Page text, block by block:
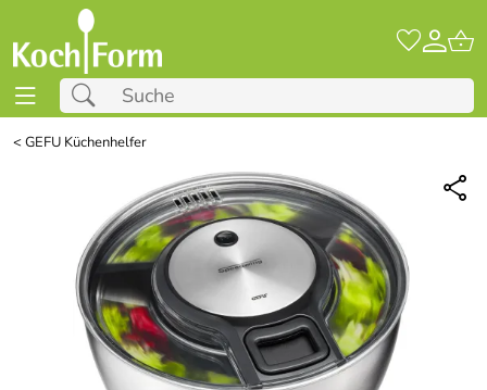
<GEFU Küchenhelfer